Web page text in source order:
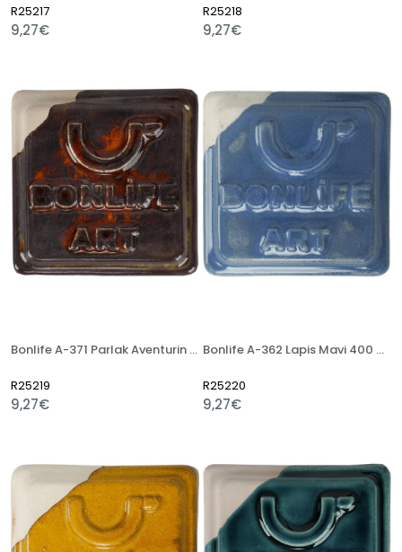
R25217
9,27€
R25218
9,27€
Bonlife A-371 Parlak Aventurin 400 Gr Seramik Artistik Sır
R25219
9,27€
Bonlife A-362 Lapis Mavi 400 Gr Seramik Artistik Sır
R25220
9,27€